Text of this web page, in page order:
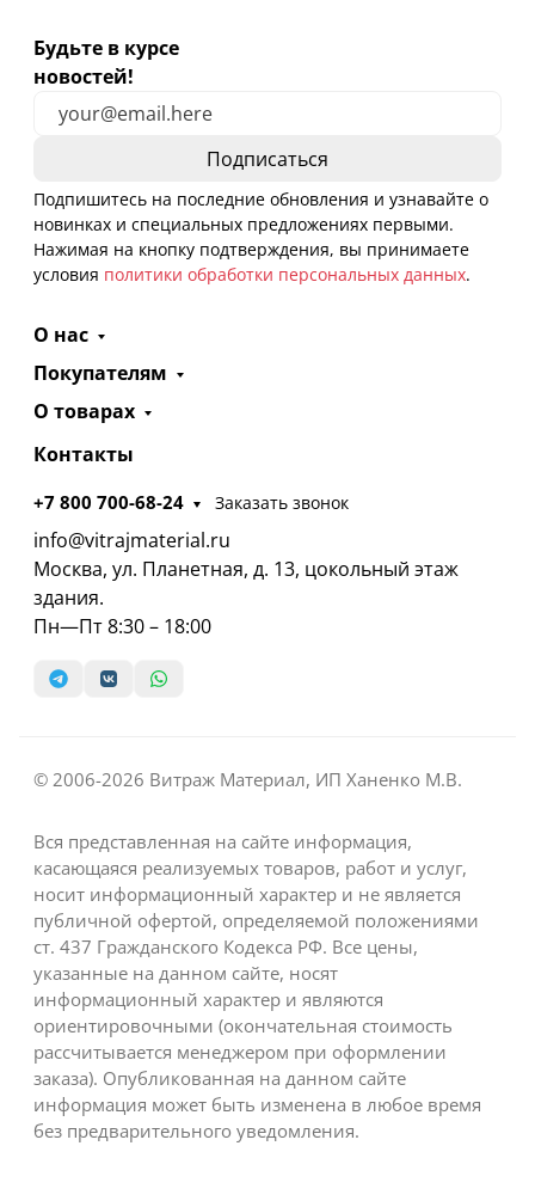
Будьте в курсе
новостей!
Подпишитесь на последние обновления и узнавайте о
новинках и специальных предложениях первыми.
Нажимая на кнопку подтверждения, вы принимаете
условия политики обработки персональных данных.
О нас
Покупателям
О товарах
Контакты
+7 800 700-68-24 Заказать звонок
info@vitrajmaterial.ru
Москва, ул. Планетная, д. 13, цокольный этаж
здания.
Пн—Пт 8:30 – 18:00
© 2006-2026 Витраж Материал, ИП Ханенко М.В.
Вся представленная на сайте информация,
касающаяся реализуемых товаров, работ и услуг,
носит информационный характер и не является
публичной офертой, определяемой положениями
ст. 437 Гражданского Кодекса РФ. Все цены,
указанные на данном сайте, носят
информационный характер и являются
ориентировочными (окончательная стоимость
рассчитывается менеджером при оформлении
заказа). Опубликованная на данном сайте
информация может быть изменена в любое время
без предварительного уведомления.